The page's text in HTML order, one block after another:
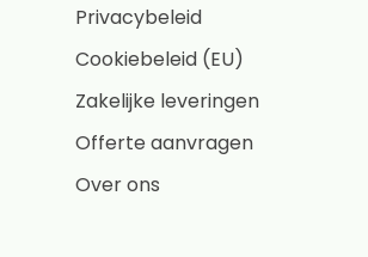
Privacybeleid
Cookiebeleid (EU)
Zakelijke leveringen
Offerte aanvragen
Over ons